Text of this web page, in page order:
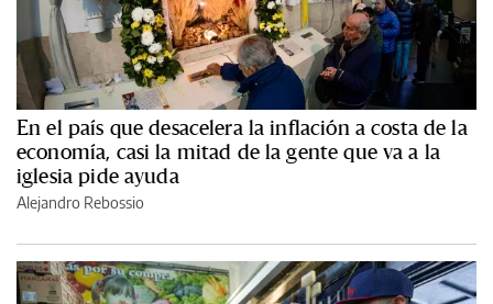
En el país que desacelera la inflación a costa de la
economía, casi la mitad de la gente que va a la
iglesia pide ayuda
Alejandro Rebossio